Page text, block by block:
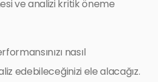
ve analizi kritik öneme
nasıl
edebileceğinizi ele alacağız.